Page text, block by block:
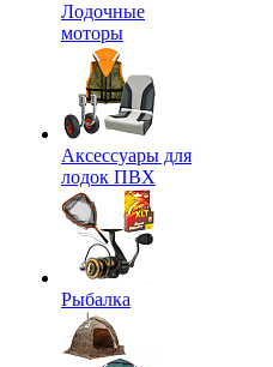
Лодочные
моторы
Аксессуары для
лодок ПВХ
Рыбалка